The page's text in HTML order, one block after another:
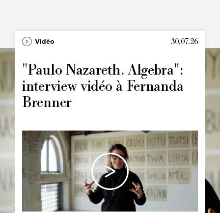
TypeVidéo 30.07.26
"Paulo Nazareth. Algebra":
interview vidéo à Fernanda
Brenner
Image
principale
Image